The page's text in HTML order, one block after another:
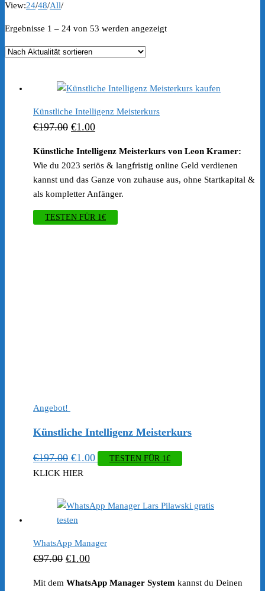
View:24/48/All/
Ergebnisse 1 – 24 von 53 werden angezeigtNach
Künstliche Intelligenz Meisterkurs
€197.00 Ursprünglicher
war:
€197.00
€1.00Aktueller
ist:
€1.00.
Künstliche Intelligenz Meisterkurs von Leon Kramer:
Wie du 2023 seriös & langfristig online Geld verdienen
kannst und das Ganze von zuhause aus, ohne Startkapital &
als kompletter Anfänger.
TESTEN FÜR 1€
Angebot!
Künstliche Intelligenz Meisterkurs
€197.00 Ursprünglicher
Preis
€197.00
€1.00Aktueller
€1.00.
TESTEN FÜR 1€
KLICK HIER
WhatsApp Manager
€97.00 Ursprünglicher
€1.00Aktueller
Mit dem WhatsApp Manager System kannst du Deinen